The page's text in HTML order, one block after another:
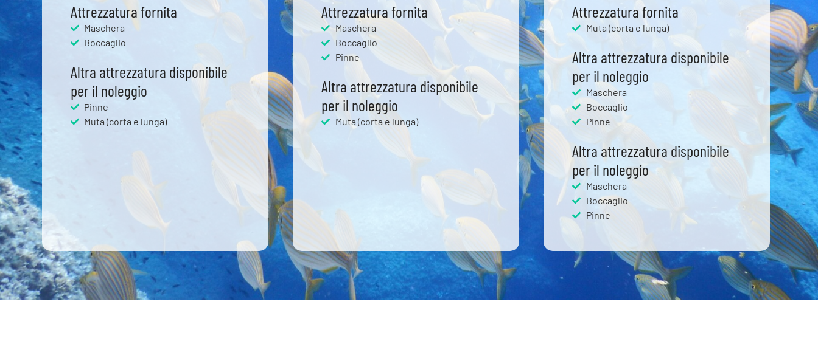
Attrezzatura fornita
Maschera
Boccaglio
Altra attrezzatura disponibile
per il noleggio
Pinne
Muta (corta e lunga)
Attrezzatura fornita
Maschera
Boccaglio
Pinne
Altra attrezzatura disponibile
per il noleggio
Muta (corta e lunga)
Attrezzatura fornita
Muta (corta e lunga)
Altra attrezzatura disponibile
per il noleggio
Maschera
Boccaglio
Pinne
Altra attrezzatura disponibile
per il noleggio
Maschera
Boccaglio
Pinne